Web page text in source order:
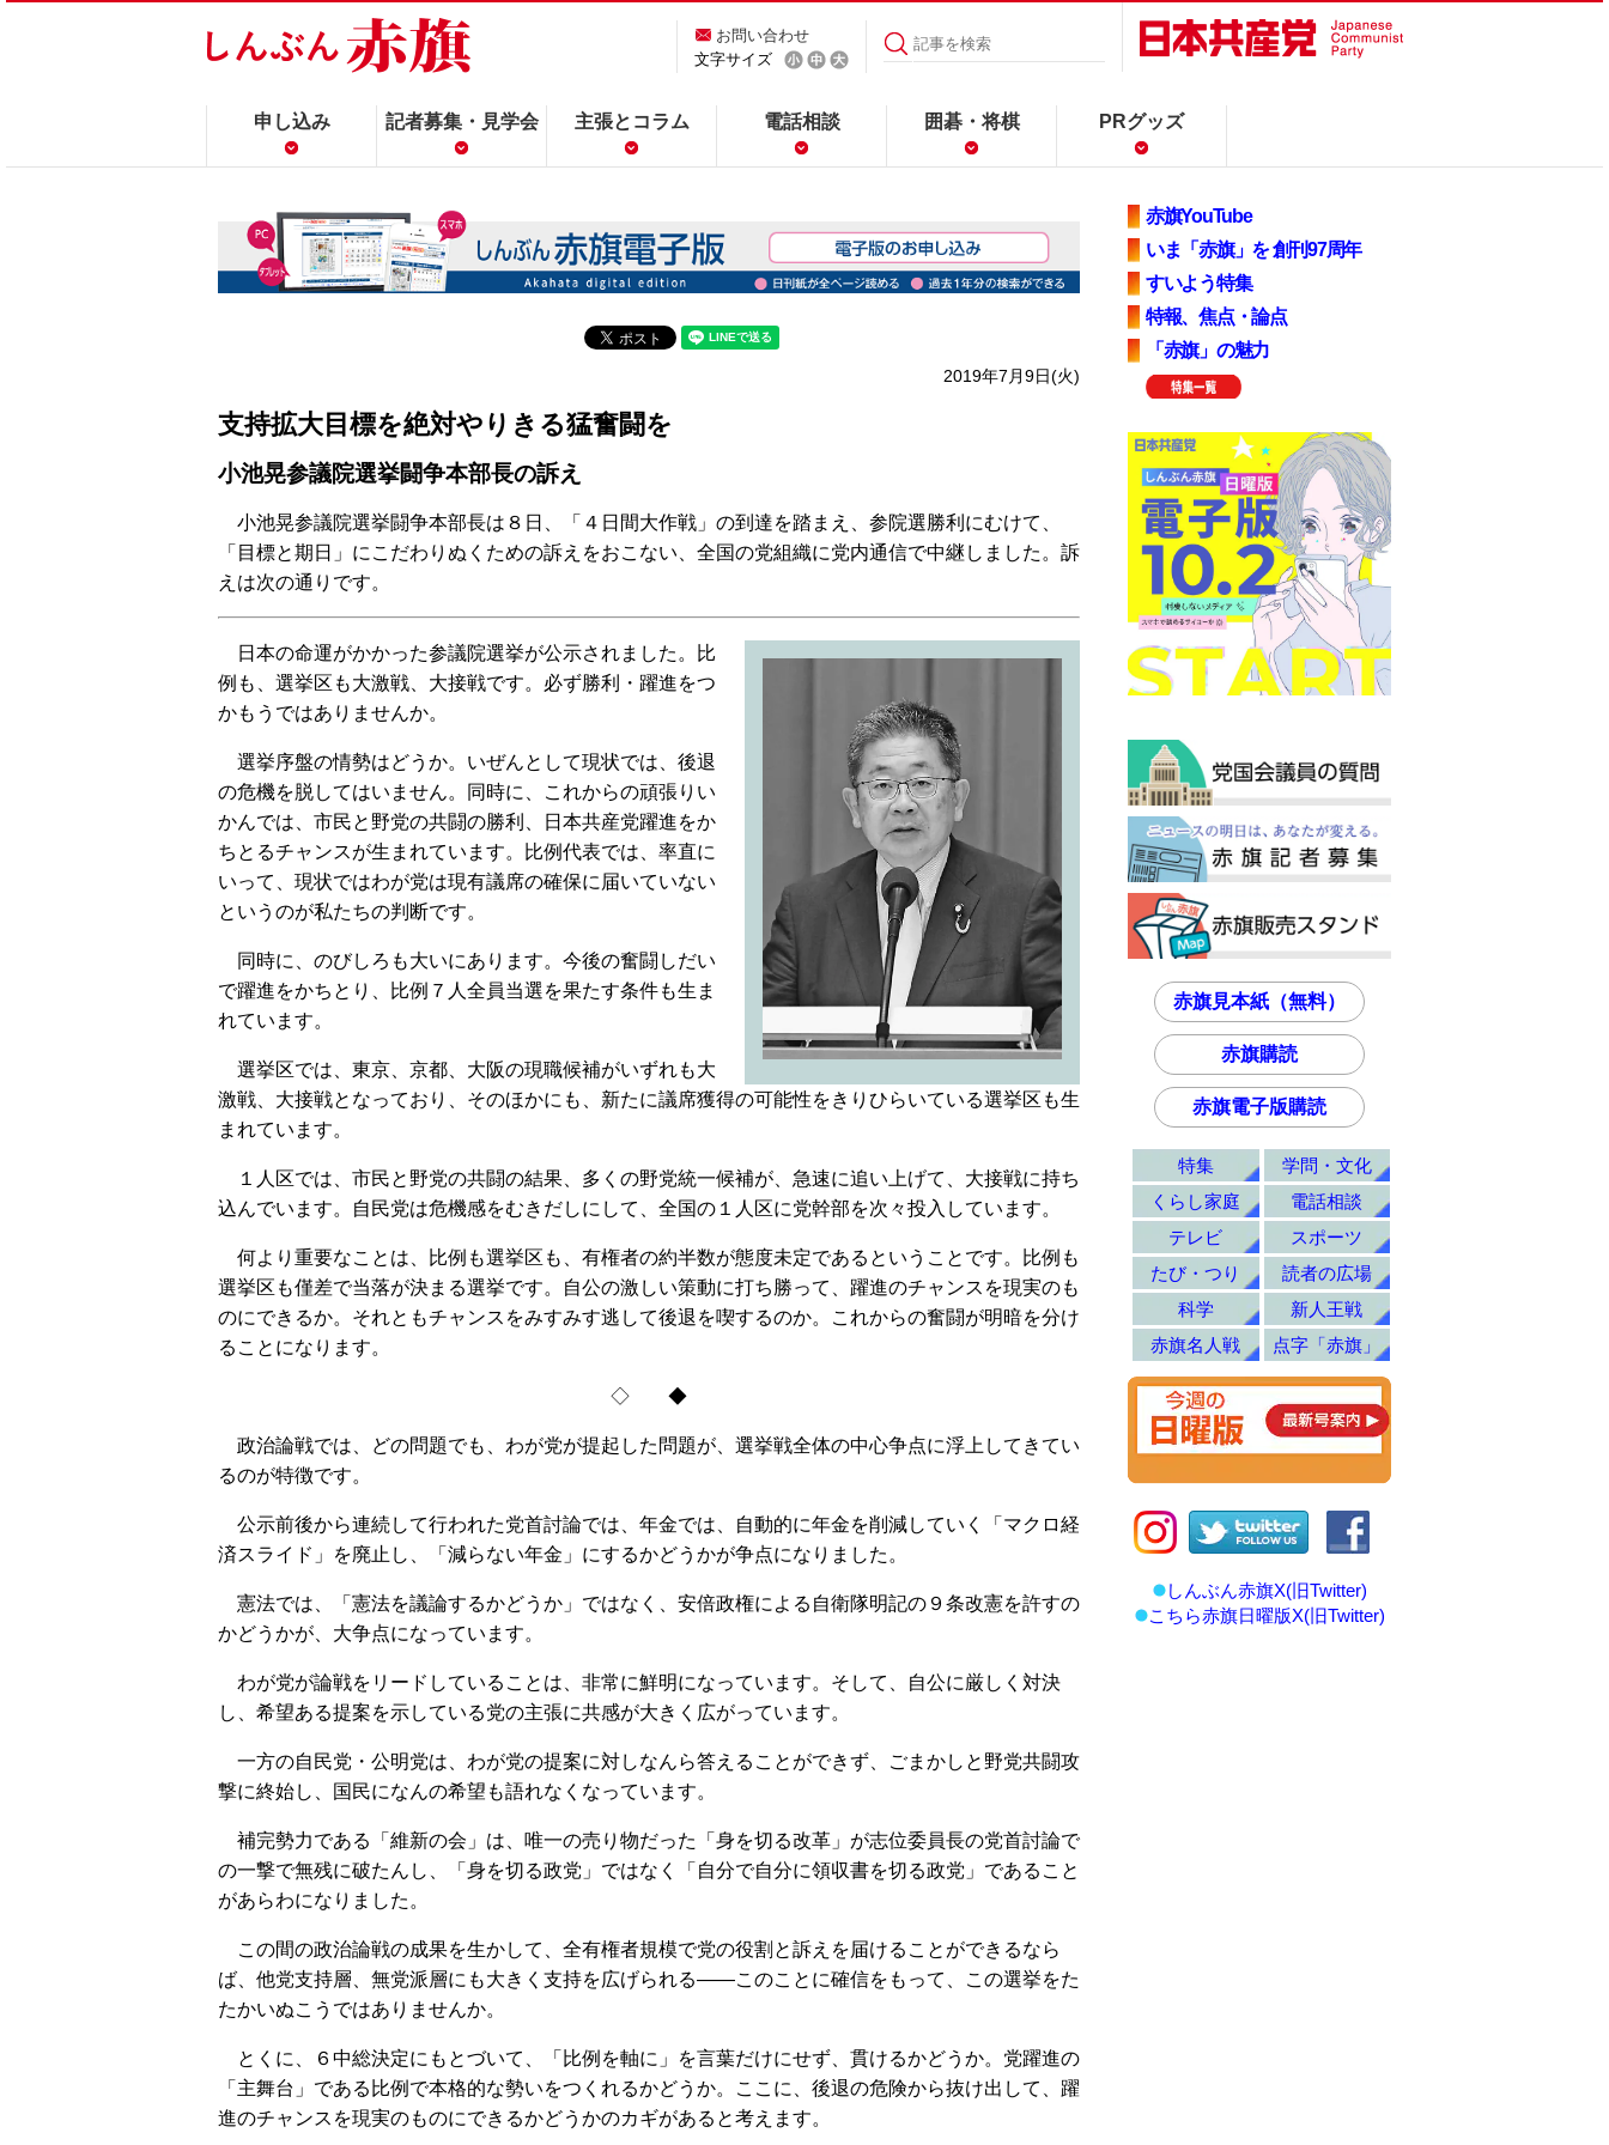
お問い合わせ
文字サイズ
申し込み 記者募集・見学会 主張とコラム 電話相談 囲碁・将棋 PRグッズ
2019年7月9日(火)
支持拡大目標を絶対やりきる猛奮闘を
小池晃参議院選挙闘争本部長の訴え
小池晃参議院選挙闘争本部長は８日、「４日間大作戦」の到達を踏まえ、参院選勝利にむけて、
「目標と期日」にこだわりぬくための訴えをおこない、全国の党組織に党内通信で中継しました。訴
えは次の通りです。
日本の命運がかかった参議院選挙が公示されました。比
例も、選挙区も大激戦、大接戦です。必ず勝利・躍進をつ
かもうではありませんか。
選挙序盤の情勢はどうか。いぜんとして現状では、後退
の危機を脱してはいません。同時に、これからの頑張りい
かんでは、市民と野党の共闘の勝利、日本共産党躍進をか
ちとるチャンスが生まれています。比例代表では、率直に
いって、現状ではわが党は現有議席の確保に届いていない
というのが私たちの判断です。
同時に、のびしろも大いにあります。今後の奮闘しだい
で躍進をかちとり、比例７人全員当選を果たす条件も生ま
れています。
選挙区では、東京、京都、大阪の現職候補がいずれも大
激戦、大接戦となっており、そのほかにも、新たに議席獲得の可能性をきりひらいている選挙区も生
まれています。
１人区では、市民と野党の共闘の結果、多くの野党統一候補が、急速に追い上げて、大接戦に持ち
込んでいます。自民党は危機感をむきだしにして、全国の１人区に党幹部を次々投入しています。
何より重要なことは、比例も選挙区も、有権者の約半数が態度未定であるということです。比例も
選挙区も僅差で当落が決まる選挙です。自公の激しい策動に打ち勝って、躍進のチャンスを現実のも
のにできるか。それともチャンスをみすみす逃して後退を喫するのか。これからの奮闘が明暗を分け
ることになります。
◇ ◆
政治論戦では、どの問題でも、わが党が提起した問題が、選挙戦全体の中心争点に浮上してきてい
るのが特徴です。
公示前後から連続して行われた党首討論では、年金では、自動的に年金を削減していく「マクロ経
済スライド」を廃止し、「減らない年金」にするかどうかが争点になりました。
憲法では、「憲法を議論するかどうか」ではなく、安倍政権による自衛隊明記の９条改憲を許すの
かどうかが、大争点になっています。
わが党が論戦をリードしていることは、非常に鮮明になっています。そして、自公に厳しく対決
し、希望ある提案を示している党の主張に共感が大きく広がっています。
一方の自民党・公明党は、わが党の提案に対しなんら答えることができず、ごまかしと野党共闘攻
撃に終始し、国民になんの希望も語れなくなっています。
補完勢力である「維新の会」は、唯一の売り物だった「身を切る改革」が志位委員長の党首討論で
の一撃で無残に破たんし、「身を切る政党」ではなく「自分で自分に領収書を切る政党」であること
があらわになりました。
この間の政治論戦の成果を生かして、全有権者規模で党の役割と訴えを届けることができるなら
ば、他党支持層、無党派層にも大きく支持を広げられる――このことに確信をもって、この選挙をた
たかいぬこうではありませんか。
とくに、６中総決定にもとづいて、「比例を軸に」を言葉だけにせず、貫けるかどうか。党躍進の
「主舞台」である比例で本格的な勢いをつくれるかどうか。ここに、後退の危険から抜け出して、躍
進のチャンスを現実のものにできるかどうかのカギがあると考えます。
赤旗YouTube
いま「赤旗」を 創刊97周年
すいよう特集
特報、焦点・論点
「赤旗」の魅力
赤旗見本紙（無料）
赤旗購読
赤旗電子版購読
特集
学問・文化
くらし家庭
電話相談
テレビ
スポーツ
たび・つり
読者の広場
科学
新人王戦
赤旗名人戦
点字「赤旗」
しんぶん赤旗X(旧Twitter)
こちら赤旗日曜版X(旧Twitter)